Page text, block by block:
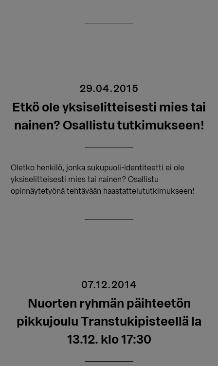
29.04.2015
Etkö ole yksiselitteisesti mies tai
nainen? Osallistu tutkimukseen!
Oletko henkilö, jonka sukupuoli-identiteetti ei ole
yksiselitteisesti mies tai nainen? Osallistu
opinnäytetyönä tehtävään haastattelututkimukseen!
07.12.2014
Nuorten ryhmän päihteetön
pikkujoulu Transtukipisteellä la
13.12. klo 17:30